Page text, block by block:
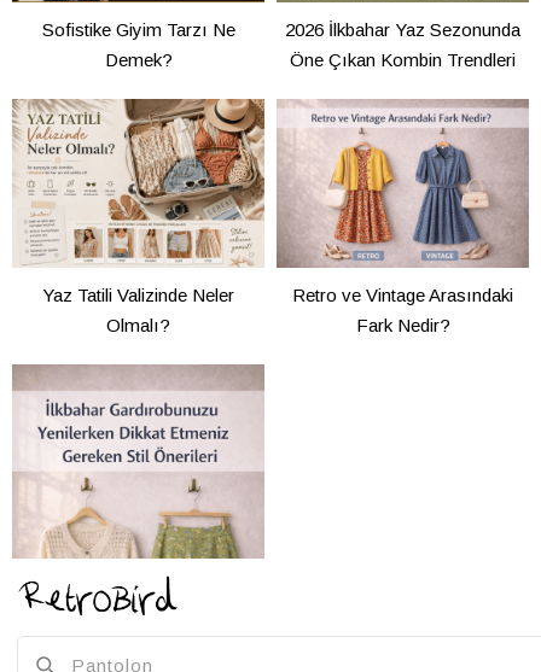
Sofistike Giyim Tarzı Ne
Demek?
2026 İlkbahar Yaz Sezonunda
Öne Çıkan Kombin Trendleri
Yaz Tatili Valizinde Neler
Olmalı?
Retro ve Vintage Arasındaki
Fark Nedir?